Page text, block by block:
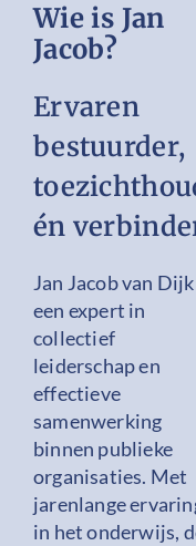
Wie is Jan
Jacob?
Ervaren
bestuurder,
én
Jan Jacob van
een expert in
collectief
leiderschap en
effectieve
samenwerking
binnen publieke
organisaties. Met
jarenlange
in het onderwijs,